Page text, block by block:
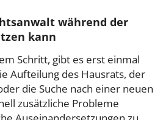
während der
kann
Schritt, gibt es erst einmal
Aufteilung des Hausrats, der
die Suche nach einer neuen
zusätzliche Probleme